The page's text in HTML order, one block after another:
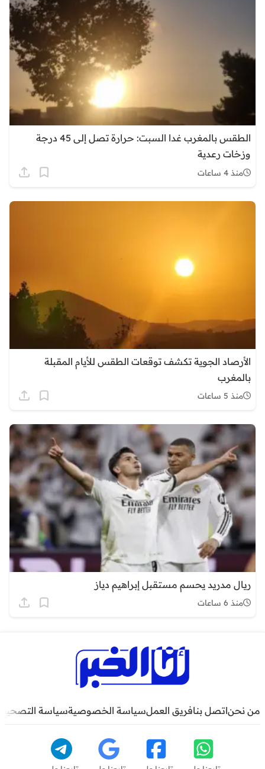
الطقس بالمغرب غدا السبت: حرارة تصل إلى 45 درجة
وزخات رعدية
منذ 4 ساعات
الأرصاد الجوية تكشف توقعات الطقس للأيام المقبلة
بالمغرب
منذ 5 ساعات
ريال مدريد يحسم مستقبل إبراهيم دياز
منذ 6 ساعات
من نحناتصل بنافريق العملسياسة الخصوصيةسياسة التصحيح